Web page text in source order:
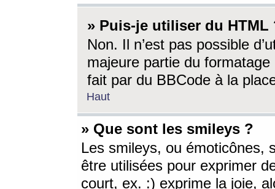
» Puis-je utiliser du HTML
Non. Il n’est pas possible
majeure partie du
fait par du BBCode à la
Haut
» Que sont les smileys ?
Les smileys, ou émoticônes,
être utilisées pour exprimer
court, ex. :) exprime la joie,